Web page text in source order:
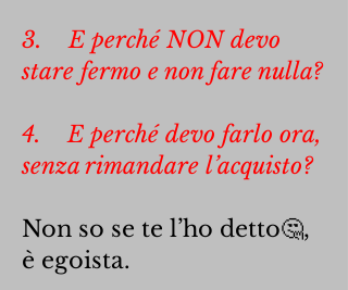
3. E perché NON devo
stare fermo e non fare nulla?
4. E perché devo farlo ora,
senza rimandare l’acquisto?
Non so se te l’ho detto🤔,
è egoista.